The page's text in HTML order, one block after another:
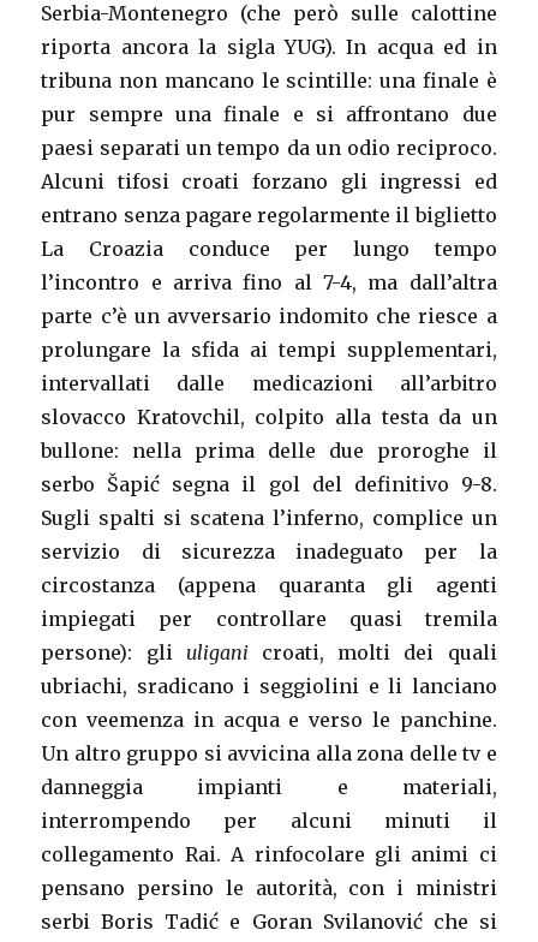
Serbia-Montenegro (che però sulle calottine
riporta ancora la sigla YUG). In acqua ed in
tribuna non mancano le scintille: una finale è
pur sempre una finale e si affrontano due
paesi separati un tempo da un odio reciproco.
Alcuni tifosi croati forzano gli ingressi ed
entrano senza pagare regolarmente il biglietto
La Croazia conduce per lungo tempo
l’incontro e arriva fino al 7-4, ma dall’altra
parte c’è un avversario indomito che riesce a
prolungare la sfida ai tempi supplementari,
intervallati dalle medicazioni all’arbitro
slovacco Kratovchil, colpito alla testa da un
bullone: nella prima delle due proroghe il
serbo Šapić segna il gol del definitivo 9-8.
Sugli spalti si scatena l’inferno, complice un
servizio di sicurezza inadeguato per la
circostanza (appena quaranta gli agenti
impiegati per controllare quasi tremila
persone): gli uligani croati, molti dei quali
ubriachi, sradicano i seggiolini e li lanciano
con veemenza in acqua e verso le panchine.
Un altro gruppo si avvicina alla zona delle tv e
danneggia impianti e materiali,
interrompendo per alcuni minuti il
collegamento Rai. A rinfocolare gli animi ci
pensano persino le autorità, con i ministri
serbi Boris Tadić e Goran Svilanović che si